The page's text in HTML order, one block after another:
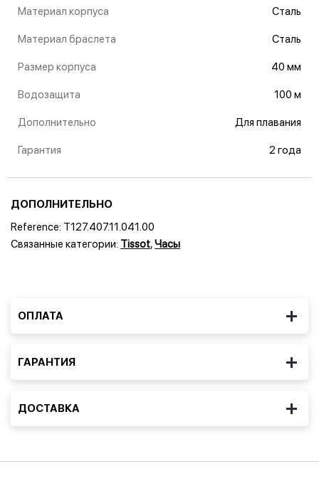
Материал корпуса Сталь
Материал браслета Сталь
Размер корпуса 40 мм
Водозащита 100 м
Дополнительно Для плавания
Гарантия 2 года
ДОПОЛНИТЕЛЬНО
Reference: T127.407.11.041.00
Связанные категории: Tissot,Часы
ОПЛАТА
ГАРАНТИЯ
ДОСТАВКА